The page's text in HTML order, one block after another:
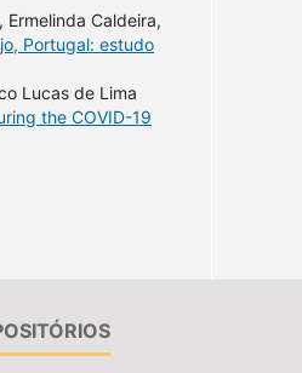
Ermelinda Caldeira,
Portugal: estudo
Lucas de Lima
the COVID-19